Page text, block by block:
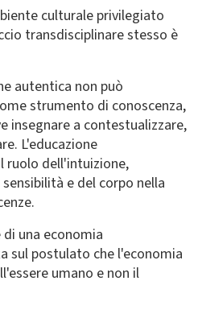
culturale privilegiato
transdisciplinare stesso è
autentica non può
strumento di conoscenza,
insegnare a contestualizzare,
L'educazione
ruolo dell'intuizione,
e del corpo nella
di una economia
sul postulato che l'economia
umano e non il